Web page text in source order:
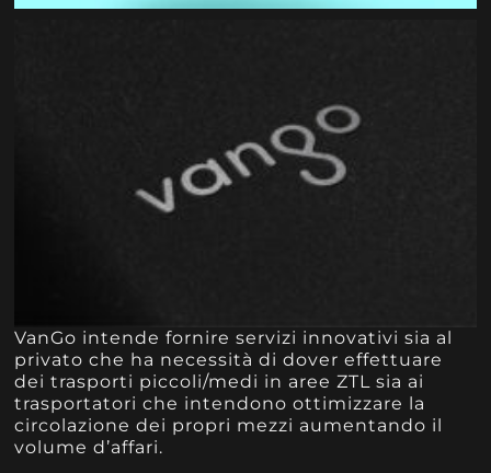
VanGo intende fornire servizi innovativi sia al
privato che ha necessità di dover effettuare
dei trasporti piccoli/medi in aree ZTL sia ai
trasportatori che intendono ottimizzare la
circolazione dei propri mezzi aumentando il
volume d’affari.